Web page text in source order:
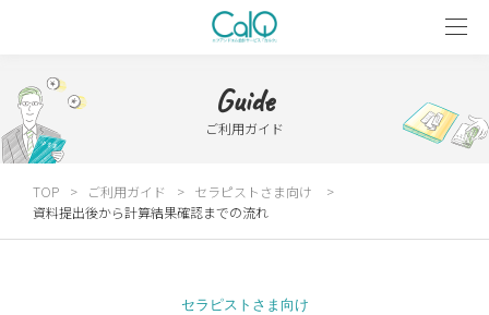
Guide
ご利用ガイド
TOP ご利用ガイド
セラピストさま向け
資料提出後から計算結果確認までの流れ
セラピストさま向け